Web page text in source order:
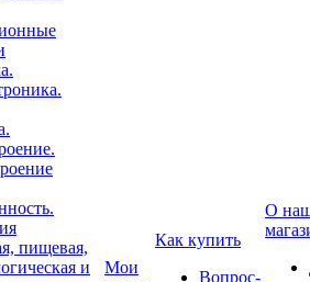
пищевая,
и
Мои
Как купить
Вопрос-
О